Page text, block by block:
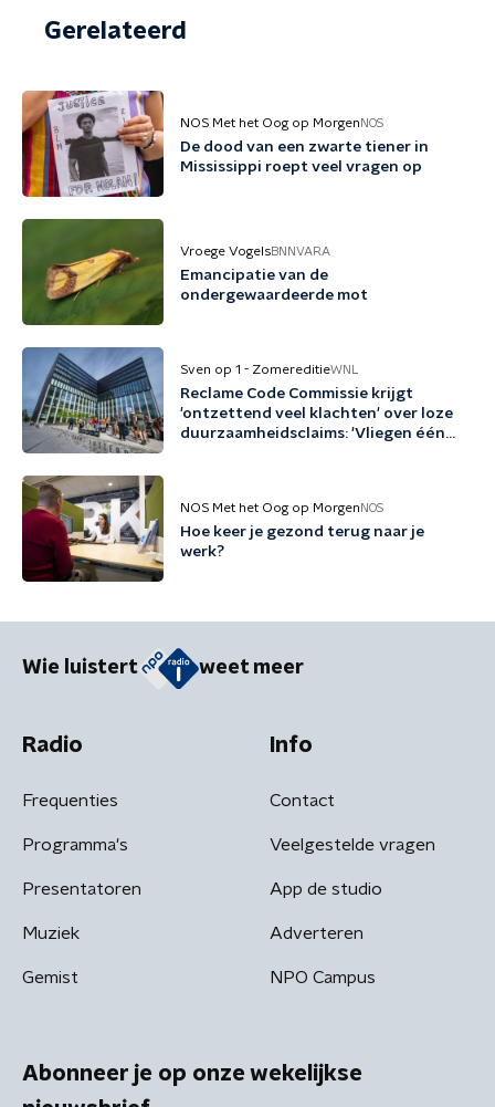
Gerelateerd
NOS Met het Oog op Morgen NOS
De dood van een zwarte tiener in
Mississippi roept veel vragen op
Vroege VogelsBNNVARA
Emancipatie van de
ondergewaardeerde mot
Sven op 1 - ZomereditieWNL
Reclame Code Commissie krijgt
'ontzettend veel klachten' over loze
duurzaamheidsclaims: 'Vliegen één
NOS Met het Oog op Morgen NOS
Hoe keer je gezond terug naar je
werk?
Wie luistert weet meer
Radio
Frequenties
Programma's
Presentatoren
Muziek
Gemist
Info
Contact
Veelgestelde vragen
App de studio
Adverteren
NPO Campus
Abonneer je op onze wekelijkse